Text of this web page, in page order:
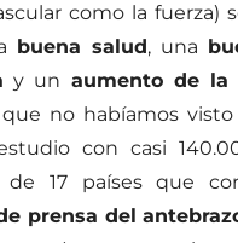
como la fuerza)
buena salud, una
y un aumento de la
no habíamos visto
con casi
de 17 países que
prensa del